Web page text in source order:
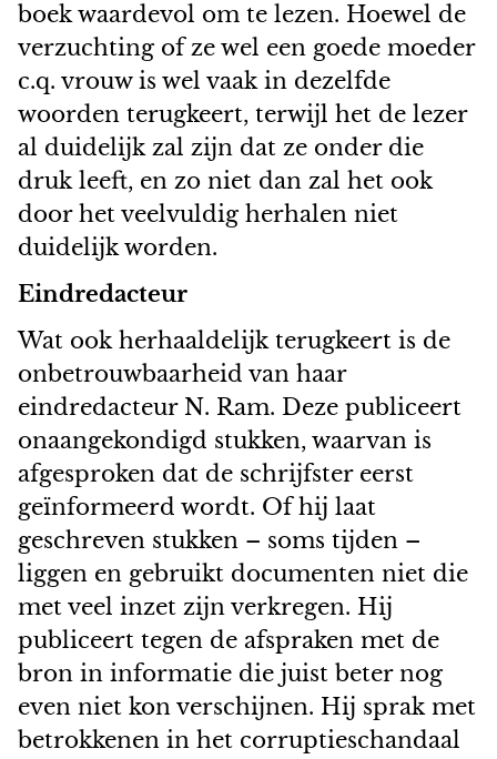
boek waardevol om te lezen. Hoewel de
verzuchting of ze wel een goede moeder
c.q. vrouw is wel vaak in dezelfde
woorden terugkeert, terwijl het de lezer
al duidelijk zal zijn dat ze onder die
druk leeft, en zo niet dan zal het ook
door het veelvuldig herhalen niet
duidelijk worden.
Eindredacteur
Wat ook herhaaldelijk terugkeert is de
onbetrouwbaarheid van haar
eindredacteur N. Ram. Deze publiceert
onaangekondigd stukken, waarvan is
afgesproken dat de schrijfster eerst
geïnformeerd wordt. Of hij laat
geschreven stukken – soms tijden –
liggen en gebruikt documenten niet die
met veel inzet zijn verkregen. Hij
publiceert tegen de afspraken met de
bron in informatie die juist beter nog
even niet kon verschijnen. Hij sprak met
betrokkenen in het corruptieschandaal